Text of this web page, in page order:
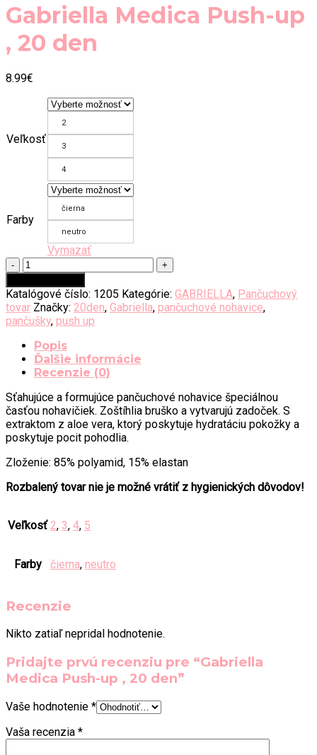
Gabriella Medica Push-up
, 20 den
8.99€
Veľkosť
2
3
4
Farby
čierna
neutro
Vymazať
množstvo
Gabriella
Medica
Push-
up
,
20
den
Katalógové číslo: 1205 Kategórie: GABRIELLA, Pančuchový
tovar Značky: 20den, Gabriella, pančuchové nohavice,
pančušky, push up
Popis
Ďalšie informácie
Recenzie (0)
Sťahujúce a formujúce pančuchové nohavice špeciálnou
časťou nohavičiek. Zoštíhlia bruško a vytvarujú zadoček. S
extraktom z aloe vera, ktorý poskytuje hydratáciu pokožky a
poskytuje pocit pohodlia.
Zloženie: 85% polyamid, 15% elastan
Rozbalený tovar nie je možné vrátiť z hygienických dôvodov!
Veľkosť 2, 3, 4, 5
Farby čierna, neutro
Recenzie
Nikto zatiaľ nepridal hodnotenie.
Pridajte prvú recenziu pre “Gabriella
Medica Push-up , 20 den”
Vaše hodnotenie *
Vaša recenzia *